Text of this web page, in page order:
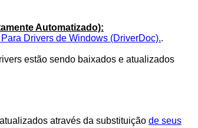
Automatizado):
Drivers de Windows (DriverDoc)..
estão sendo baixados e atualizados
através da substituição de seus